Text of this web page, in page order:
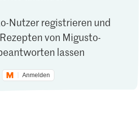
Nutzer registrieren und
von Migusto-
lassen
Anmelden